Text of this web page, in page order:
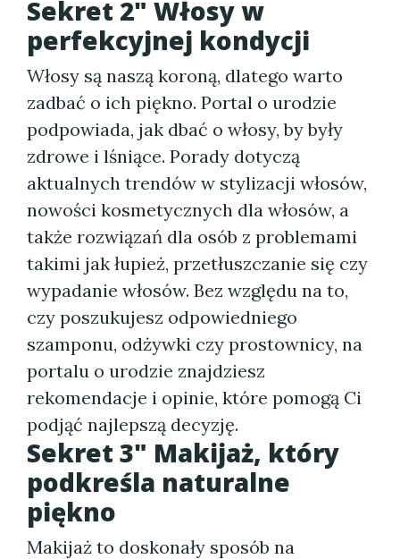
Sekret 2" Włosy w
perfekcyjnej kondycji
Włosy są naszą koroną, dlatego warto
zadbać o ich piękno. Portal o urodzie
podpowiada, jak dbać o włosy, by były
zdrowe i lśniące. Porady dotyczą
aktualnych trendów w stylizacji włosów,
nowości kosmetycznych dla włosów, a
także rozwiązań dla osób z problemami
takimi jak łupież, przetłuszczanie się czy
wypadanie włosów. Bez względu na to,
czy poszukujesz odpowiedniego
szamponu, odżywki czy prostownicy, na
portalu o urodzie znajdziesz
rekomendacje i opinie, które pomogą Ci
podjąć najlepszą decyzję.
Sekret 3" Makijaż, który
podkreśla naturalne
piękno
Makijaż to doskonały sposób na